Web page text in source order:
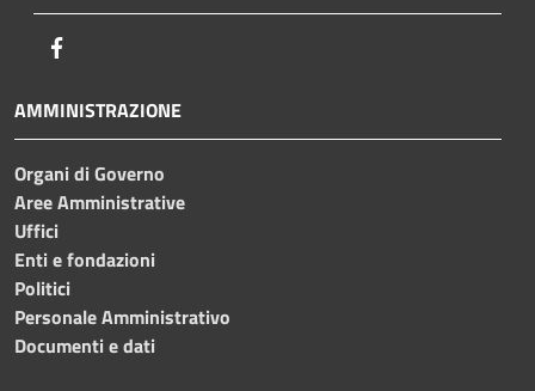
AMMINISTRAZIONE
Organi di Governo
Aree Amministrative
Uffici
Enti e fondazioni
Politici
Personale Amministrativo
Documenti e dati